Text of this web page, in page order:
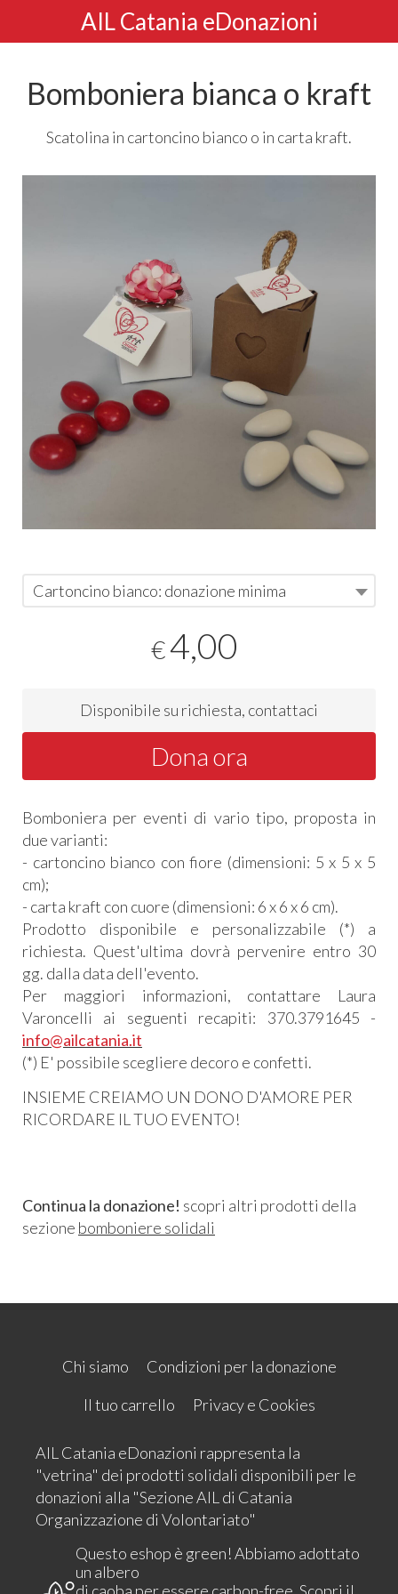
AIL Catania eDonazioni
Bomboniera bianca o kraft
Scatolina in cartoncino bianco o in carta kraft.
Cartoncino bianco: donazione minima
€4,00
Disponibile su richiesta, contattaci
Dona ora
Bomboniera per eventi di vario tipo, proposta in
due varianti:
- cartoncino bianco con fiore (dimensioni: 5 x 5 x 5
cm);
- carta kraft con cuore (dimensioni: 6 x 6 x 6 cm).
Prodotto disponibile e personalizzabile (*) a
richiesta. Quest'ultima dovrà pervenire entro 30
gg. dalla data dell'evento.
Per maggiori informazioni, contattare Laura
Varoncelli ai seguenti recapiti: 370.3791645 -
info@ailcatania.it
(*) E' possibile scegliere decoro e confetti.
INSIEME CREIAMO UN DONO D'AMORE PER
RICORDARE IL TUO EVENTO!
Continua la donazione! scopri altri prodotti della
sezione bomboniere solidali
Chi siamo
Condizioni per la donazione
Il tuo carrello
Privacy e Cookies
AIL Catania eDonazioni rappresenta la
"vetrina" dei prodotti solidali disponibili per le
donazioni alla "Sezione AIL di Catania
Organizzazione di Volontariato"
Questo eshop è green! Abbiamo adottato
un albero